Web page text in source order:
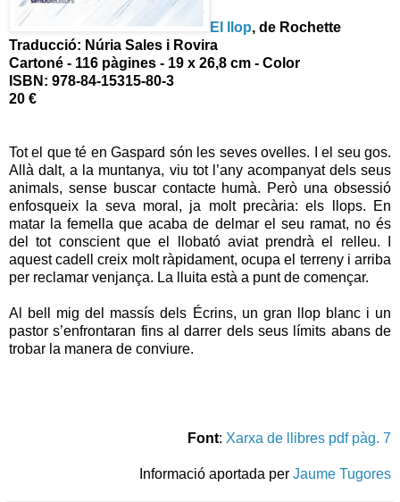
El llop, de Rochette
Traducció: Núria Sales i Rovira
Cartoné - 116 pàgines - 19 x 26,8 cm - Color
ISBN: 978-84-15315-80-3
20 €
Tot el que té en Gaspard són les seves ovelles. I el seu gos.
Allà dalt, a la muntanya, viu tot l’any acompanyat dels seus
animals, sense buscar contacte humà. Però una obsessió
enfosqueix la seva moral, ja molt precària: els llops. En
matar la femella que acaba de delmar el seu ramat, no és
del tot conscient que el llobató aviat prendrà el relleu. I
aquest cadell creix molt ràpidament, ocupa el terreny i arriba
per reclamar venjança. La lluita està a punt de començar.
Al bell mig del massís dels Écrins, un gran llop blanc i un
pastor s’enfrontaran fins al darrer dels seus límits abans de
trobar la manera de conviure.
Font: Xarxa de llibres pdf pàg. 7
Informació aportada per Jaume Tugores